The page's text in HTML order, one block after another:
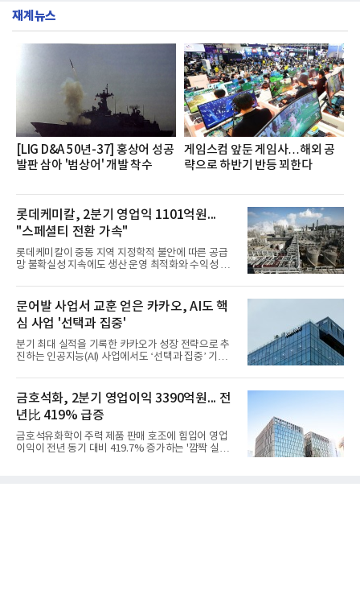
서도
영지원부 홍보팀과 2026년 새로이(e)＊가 공동 주관
쳐 진행됐다.참고로 새로이(e)는 NH농협캐피탈 MZ
세대들로(과장~계장) 구성된 자율 참여조직으로, 조
직문화 혁신과 업무 효율성 향상을 위한 다양한 활동
을 추진하며,새로운 변화와 이로운 영향력을 조직전
반에 전파하는 역할
재계뉴스
[LIG D&A 50년-37] 홍상어 성공
발판 삼아 '범상어' 개발 착수
게임스컴 앞둔 게임사…해외 공
략으로 하반기 반등 꾀한다
롯데케미칼, 2분기 영업익 1101억원...
"스페셜티 전환 가속"
롯데케미칼이 중동 지역 지정학적 불안에 따른 공급
망 불확실성 지속에도 생산 운영 최적화와 수익성 중
어갔다.롯데케미칼이 2026년 2분기 연결 기준 매출
액 5조6864억원, 영업이익 1101억원을 기록했다고 7
일 밝혔다. 사업별로는 기초화학 부문(롯데케미칼 기
초소재사업·LC타이탄·LC USA·롯데대산석화)이 매
출 3조9403억원, 영업이익 23억원을 기록했다. 정기
보수 영향과 원료 가격 변동에 따른 래깅 효과로 전분
기 대비 수익성은 둔화됐지만 흑자 전환 흐름을 유지
우호적인 환율 효과
문어발 사업서 교훈 얻은 카카오, AI도 핵
심 사업 '선택과 집중'
분기 최대 실적을 기록한 카카오가 성장 전략으로 추
진하는 인공지능(AI) 사업에서도 ‘선택과 집중’ 기조
라 투자에 나서는 것과 달리, 카카오는 ‘카카오톡’이
라는 플랫폼 경쟁력을 활용한 AI 에이전트 서비스에
집중하는 전략이다. 과거 무리한 사업 확장 과정에서
겪었던 시행착오를 되풀이하지 않고 핵심 역량에 집
중하겠다는 취지로 풀이된다.7일 업계에 따르면 카카
오는 올해 2분기 연결 기준 매출 2조985억원, 영업이
익 2770억원을 기록했다. 전년 동기 대비 매출과 영업
금호석화, 2분기 영업이익 3390억원... 전
년比 419% 급증
금호석유화학이 주력 제품 판매 호조에 힘입어 영업
이익이 전년 동기 대비 419.7% 증가하는 '깜짝 실